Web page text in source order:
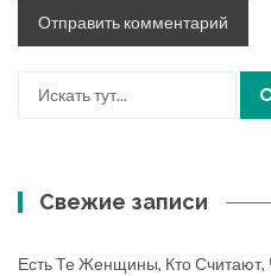
Свежие записи
Есть Те Женщины, Кто Считают,